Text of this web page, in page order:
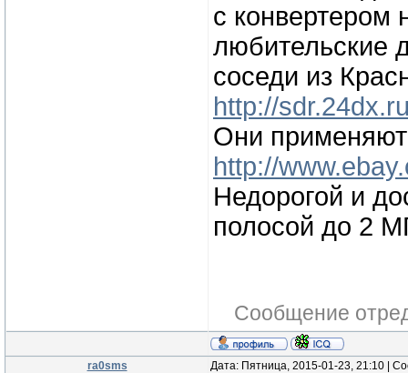
с конвертером
любительские
соседи из
http://
Они применяют
http://
Недорогой и
полосой до 2
Сообщение
ra0sms Дата: Пятница, 2015-01-23, 21:10 |